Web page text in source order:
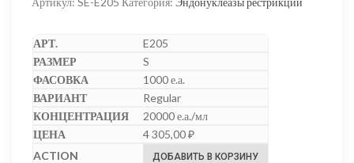
E205
S
1000 е.а.
Regular
20000 е.а./мл
4 305,00₽
ДОБАВИТЬ В КОРЗИНУ